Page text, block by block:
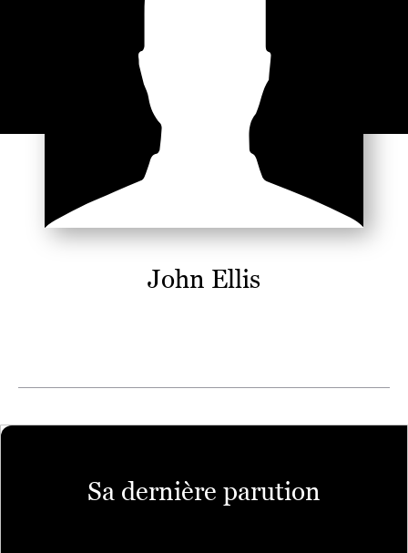
John Ellis
Sa dernière parution